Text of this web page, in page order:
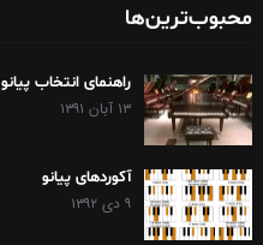
محبوب‌ترین‌ها
راهنمای انتخاب پیانو
۱۳ آبان ۱۳۹۱
آکوردهای پیانو
۹ دی ۱۳۹۲